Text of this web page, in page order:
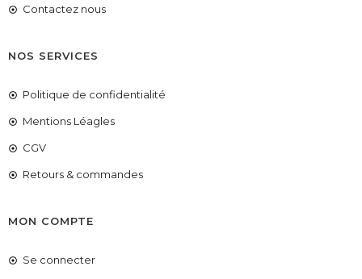
Contactez nous
NOS SERVICES
Politique de confidentialité
Mentions Léagles
CGV
Retours & commandes
MON COMPTE
Se connecter